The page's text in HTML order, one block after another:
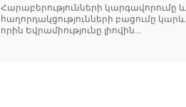
Հարաբերությունների կարգավորումը և
հաղորդակցությունների բացումը
որին Եվրամիությունը լիովին...